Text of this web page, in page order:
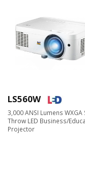
LS560W
3,000 ANSI Lumens WXGA
Throw LED Business/
Projector